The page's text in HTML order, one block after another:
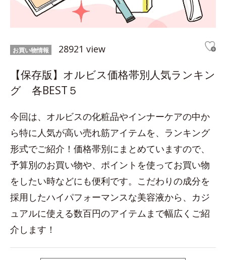
お買い物情報 28921 view
【保存版】オルビス価格帯別人気ランキン
グ 各BEST５
今回は、オルビスの化粧品やインナーケアの中か
ら特に人気が高い売れ筋アイテムを、ランキング
形式でご紹介！価格帯別にまとめていますので、
予算別のお買い物や、ポイントを使ってお買い物
をしたい時などにも便利です。こだわりの成分を
採用したハイパフォーマンスな美容液から、カジ
ュアルに使える数百円のアイテムまで幅広くご紹
介します！